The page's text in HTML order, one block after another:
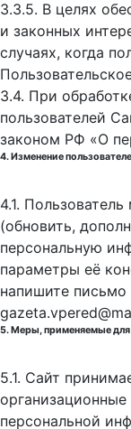
3.3.5. В целях
и законных
случаях, когда
3.4. При
пользователей
законом РФ «О
4. Изменение
4.1.
(обновить,
персональную
параметры её
напишите
5. Меры, применяемые
5.1. Сайт
персональной